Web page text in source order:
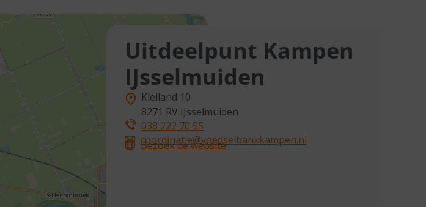
Uitdeelpunt Kampen
IJsselmuiden
Kleiland 10
8271 RV IJsselmuiden
038 222 70 55
coordinatie@voedselbankkampen.nl
Bezoek de website